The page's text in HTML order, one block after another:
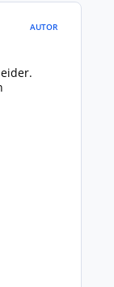
AUTOR